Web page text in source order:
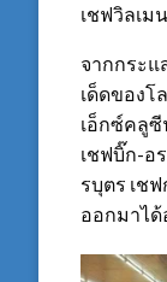
เชฟวิลเม
จากกระแ
เด็ดของ
เอ็กซ์คลูซี
เชฟบิ๊ก-อ
รบุตร เช
ออกมาได้